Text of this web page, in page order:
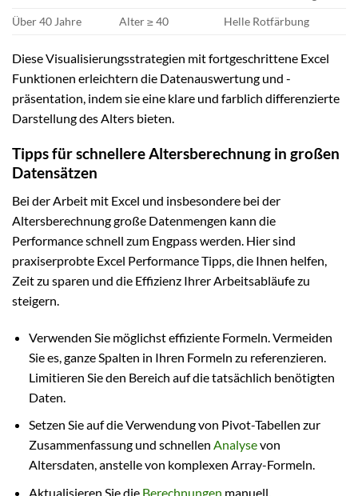
Über 40 Jahre
Alter ≥ 40 Helle Rotfärbung
Diese Visualisierungsstrategien mit fortgeschrittene Excel
Funktionen erleichtern die Datenauswertung und -
präsentation, indem sie eine klare und farblich differenzierte
Darstellung des Alters bieten.
Tipps für schnellere Altersberechnung in großen
Datensätzen
Bei der Arbeit mit Excel und insbesondere bei der
Altersberechnung große Datenmengen kann die
Performance schnell zum Engpass werden. Hier sind
praxiserprobte Excel Performance Tipps, die Ihnen helfen,
Zeit zu sparen und die Effizienz Ihrer Arbeitsabläufe zu
steigern.
Verwenden Sie möglichst effiziente Formeln. Vermeiden
Sie es, ganze Spalten in Ihren Formeln zu referenzieren.
Limitieren Sie den Bereich auf die tatsächlich benötigten
Daten.
Setzen Sie auf die Verwendung von Pivot-Tabellen zur
Zusammenfassung und schnellen Analysevon
Altersdaten, anstelle von komplexen Array-Formeln.
Aktualisieren Sie die Berechnungen manuell.